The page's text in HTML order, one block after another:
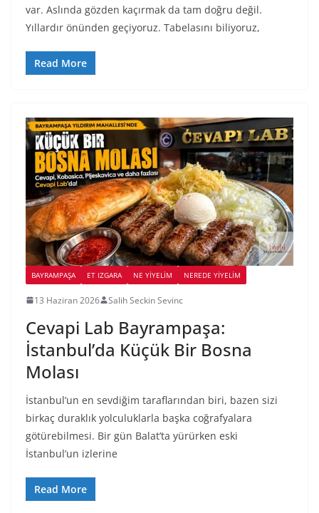
var. Aslında gözden kaçırmak da tam doğru değil.
Yıllardır önünden geçiyoruz. Tabelasını biliyoruz,
Read More
BAYRAMPAŞA ET IZGARA NE YİYELİM NEREDE YİYELİM
13 Haziran 2026 Salih Seckin Sevinc
Cevapi Lab Bayrampaşa:
İstanbul’da Küçük Bir Bosna
Molası
İstanbul’un en sevdiğim taraflarından biri, bazen sizi
birkaç duraklık yolculuklarla başka coğrafyalara
götürebilmesi. Bir gün Balat’ta yürürken eski
İstanbul’un izlerine
Read More